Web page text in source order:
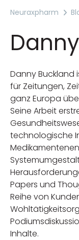
Neuraxpharm
Danny Buckland
für Zeitungen,
ganz Europa
Seine Arbeit
technologische
Papers und
Reihe von
Inhalte.